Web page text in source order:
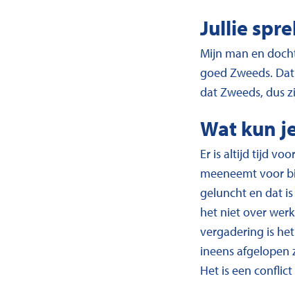
Jullie
Mijn man en
goed Zweeds.
dat Zweeds, dus
Wat kun
Er is altijd tijd voor
meeneemt voor
geluncht en dat
het niet over
vergadering is
ineens afgelopen
Het is een